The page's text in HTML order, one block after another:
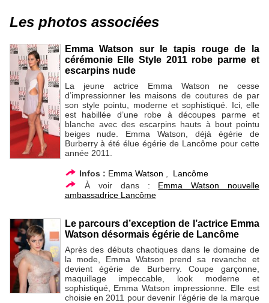
Les photos associées
Emma Watson sur le tapis rouge de la
cérémonie Elle Style 2011 robe parme et
escarpins nude
La jeune actrice Emma Watson ne cesse
d’impressionner les maisons de coutures de par
son style pointu, moderne et sophistiqué. Ici, elle
est habillée d’une robe à découpes parme et
blanche avec des escarpins hauts à bout pointu
beiges nude. Emma Watson, déjà égérie de
Burberry à été élue égérie de Lancôme pour cette
année 2011.
Infos : Emma Watson
Lancôme
À voir dans : Emma Watson nouvelle
ambassadrice Lancôme
Le parcours d’exception de l’actrice Emma
Watson désormais égérie de Lancôme
Après des débuts chaotiques dans le domaine de
la mode, Emma Watson prend sa revanche et
devient égérie de Burberry. Coupe garçonne,
maquillage impeccable, look moderne et
sophistiqué, Emma Watson impressionne. Elle est
choisie en 2011 pour devenir l’égérie de la marque